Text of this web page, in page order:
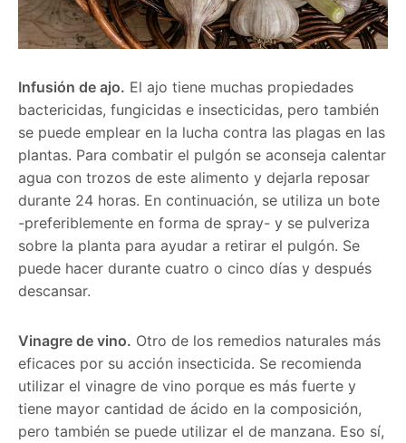
Infusión de ajo. El ajo tiene muchas propiedades
bactericidas, fungicidas e insecticidas, pero también
se puede emplear en la lucha contra las plagas en las
plantas. Para combatir el pulgón se aconseja calentar
agua con trozos de este alimento y dejarla reposar
durante 24 horas. En continuación, se utiliza un bote
-preferiblemente en forma de spray- y se pulveriza
sobre la planta para ayudar a retirar el pulgón. Se
puede hacer durante cuatro o cinco días y después
descansar.
Vinagre de vino. Otro de los remedios naturales más
eficaces por su acción insecticida. Se recomienda
utilizar el vinagre de vino porque es más fuerte y
tiene mayor cantidad de ácido en la composición,
pero también se puede utilizar el de manzana. Eso sí,